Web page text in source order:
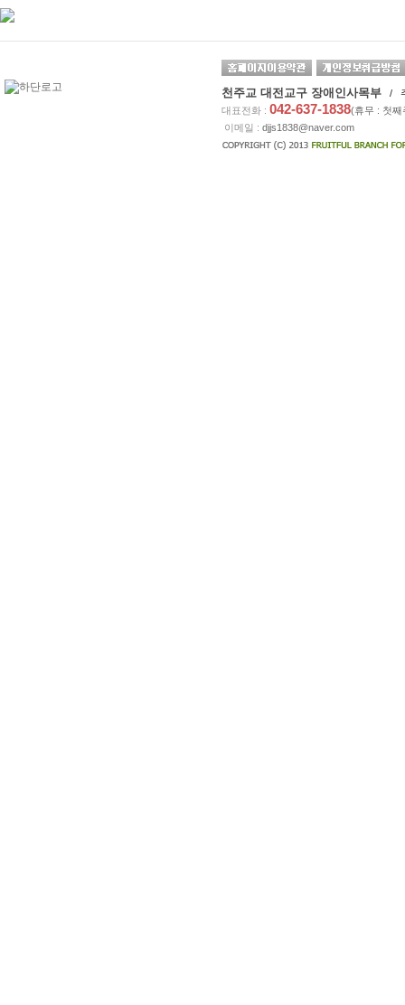
천주교 대전교구 장애인사목부
/
대표전화 : 042-637-1838(휴무 : 첫째
이메일 : djjs1838@naver.com